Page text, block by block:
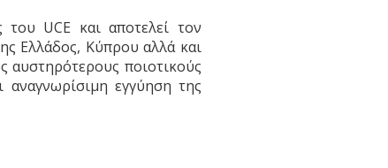
του UCE και αποτελεί τον
Ελλάδος, Κύπρου αλλά και
αυστηρότερους ποιοτικούς
αναγνωρίσιμη εγγύηση της